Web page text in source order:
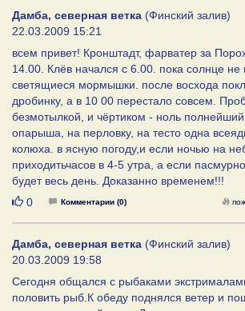
Дамба, северная ветка (Финский залив)
22.03.2009 15:21
всем привет! Кронштадт, фарватер за
14.00. Клёв начался с 6.00. пока солнце не
светящиеся мормышки. после восхода
дробинку, а в 10 00 перестало совсем.
безмотылкой, и чёртиком - ноль
опарыша, на перловку, на тесто одна
колюха. в ясную погоду,и если ночью на
приходитьчасов в 4-5 утра, а если
будет весь день. Доказанно временем!!!
Нравится
0 Комментарии (0)
Дамба, северная ветка (Финский залив)
20.03.2009 19:58
Сегодня общался с рыбаками
половить рыб.К обеду поднялся ветер и